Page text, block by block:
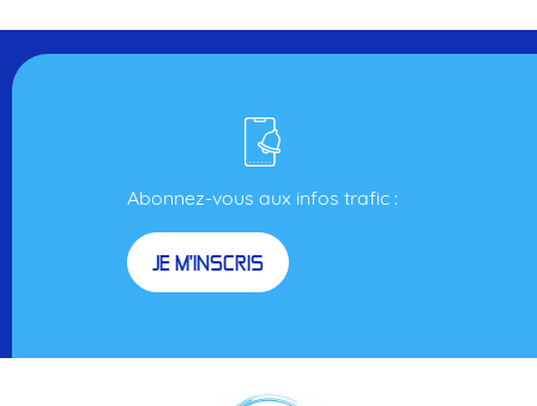
Abonnez-vous aux infos trafic :
JE M'INSCRIS